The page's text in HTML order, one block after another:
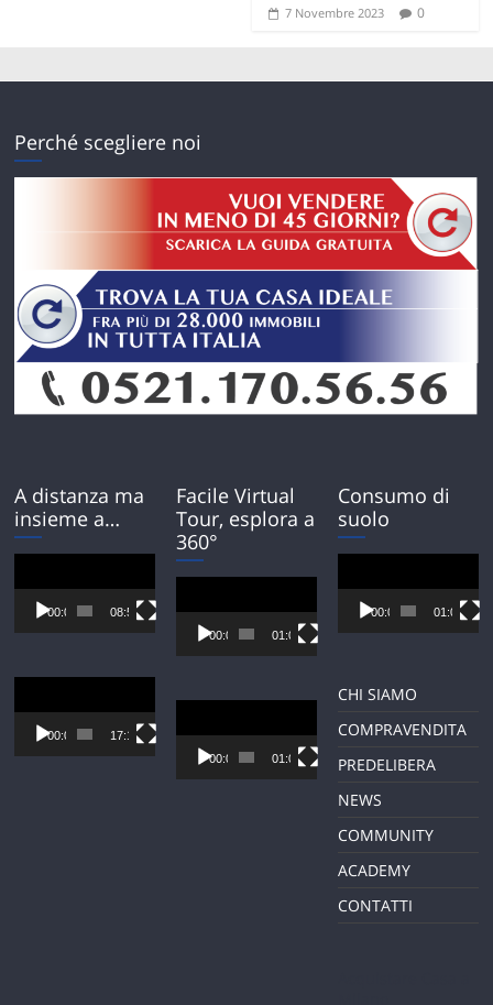
7 Novembre 2023 0
Perché scegliere noi
A distanza ma
insieme a…
Player
00:00 08:54
Player
00:00 17:12
Facile Virtual
Tour, esplora a
360°
Player
00:00 01:01
Player
00:00 01:01
Consumo di
suolo
Player
00:00 01:01
CHI SIAMO
COMPRAVENDITA
PREDELIBERA
NEWS
COMMUNITY
ACADEMY
CONTATTI